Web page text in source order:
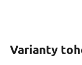
Varianty